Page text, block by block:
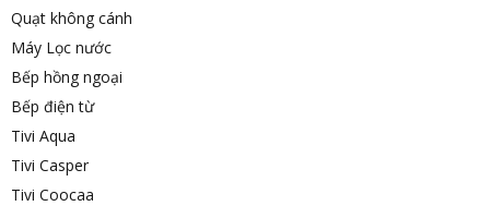
Quạt không cánh
Máy Lọc nước
Bếp hồng ngoại
Bếp điện từ
Tivi Aqua
Tivi Casper
Tivi Coocaa